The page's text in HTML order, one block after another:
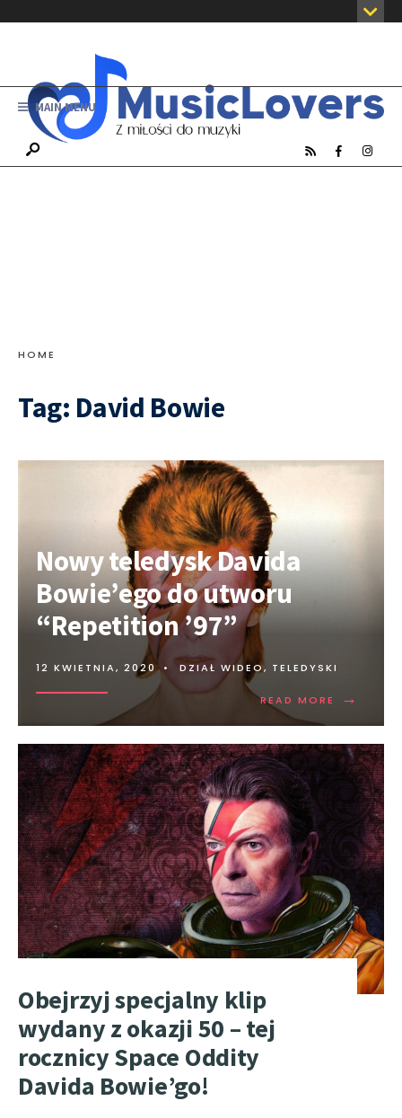
MAIN MENU
HOME
Tag: David Bowie
Nowy teledysk Davida
Bowie’ego do utworu
“Repetition ’97”
12 KWIETNIA, 2020 • DZIAŁ WIDEO, TELEDYSKI
READ MORE →
Obejrzyj specjalny klip
wydany z okazji 50 – tej
rocznicy Space Oddity
Davida Bowie’go!